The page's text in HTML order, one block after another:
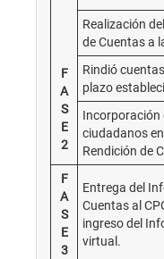
F
A
S
E
2
Realización
de Cuentas a
Rindió
plazo
Incorporación
ciudadanos
Rendición de
F
A
S
E
3
Entrega del
Cuentas al
ingreso del
virtual.